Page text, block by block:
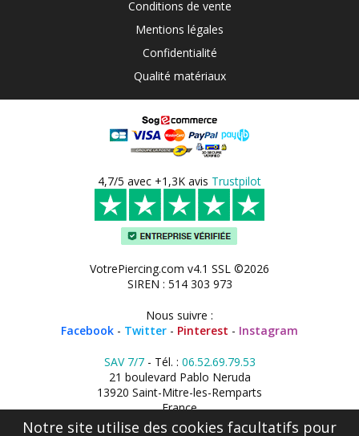
Conditions de vente
Mentions légales
Confidentialité
Qualité matériaux
4,7/5 avec +1,3K avis Trustpilot
VotrePiercing.com v4.1 SSL ©2026
SIREN : 514 303 973
Nous suivre :
Facebook - Twitter - Pinterest - Instagram
SAV 7/7- Tél. : 06.52.69.79.53
21 boulevard Pablo Neruda
13920 Saint-Mitre-les-Remparts
France
Notre site utilise des cookies facultatifs pour